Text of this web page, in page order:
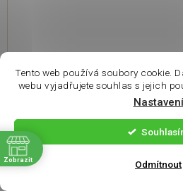
Tento web používá soubory cookie.
webu vyjadřujete souhlas s jejich
Nastavení
Odmítnout
Externí sklad - obvykle u nás
Zobrazit